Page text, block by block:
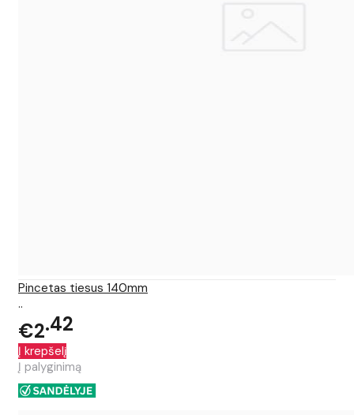
Pincetas tiesus 140mm
..
€2 42
Į krepšelį
Į palyginimą